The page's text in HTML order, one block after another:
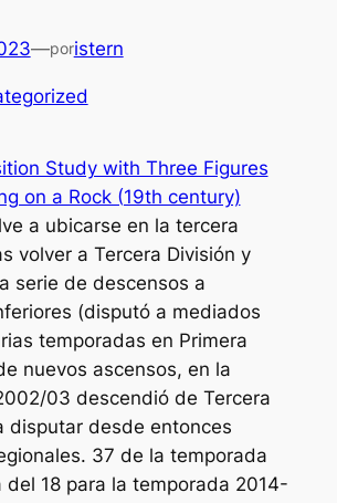
—poristern
a ubicarse en la tercera
volver a Tercera División y
serie de descensos a
(disputó a mediados
temporadas en Primera
nuevos ascensos, en la
03 descendió de Tercera
disputar desde entonces
37 de la temporada
del 18 para la temporada 2014-